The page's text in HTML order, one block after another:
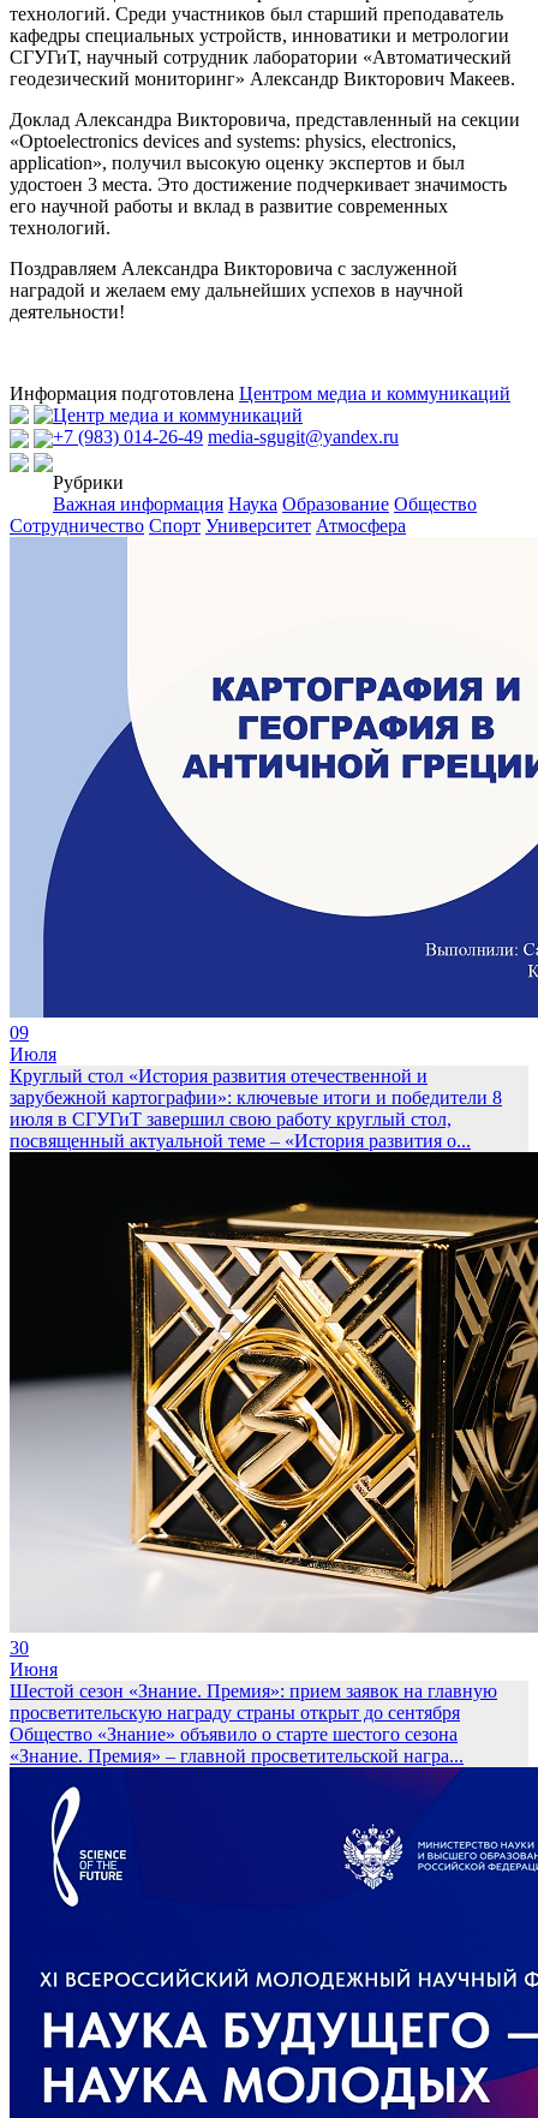
технологий. Среди участников был старший преподаватель
кафедры специальных устройств, инноватики и метрологии
СГУГиТ, научный сотрудник лаборатории «Автоматический
геодезический мониторинг» Александр Викторович Макеев.
Доклад Александра Викторовича, представленный на секции
«Optoelectronics devices and systems: physics, electronics,
application», получил высокую оценку экспертов и был
удостоен 3 места. Это достижение подчеркивает значимость
его научной работы и вклад в развитие современных
технологий.
Поздравляем Александра Викторовича с заслуженной
наградой и желаем ему дальнейших успехов в научной
деятельности!
Информация подготовлена Центром медиа и коммуникаций
Центр медиа и коммуникаций
+7 (983) 014-26-49 media-sgugit@yandex.ru
Рубрики
Важная информация Наука Образование Общество
Сотрудничество Спорт Университет Атмосфера
09
Июля
Круглый стол «История развития отечественной и
зарубежной картографии»: ключевые итоги и победители 8
июля в СГУГиТ завершил свою работу круглый стол,
посвященный актуальной теме – «История развития о...
30
Июня
Шестой сезон «Знание. Премия»: прием заявок на главную
просветительскую награду страны открыт до сентября
Общество «Знание» объявило о старте шестого сезона
«Знание. Премия» – главной просветительской награ...